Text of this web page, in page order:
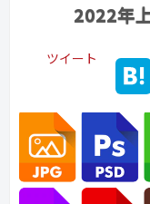
2022年
ツイート